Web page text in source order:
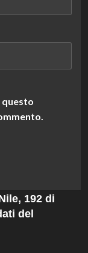
questo
192 di
del